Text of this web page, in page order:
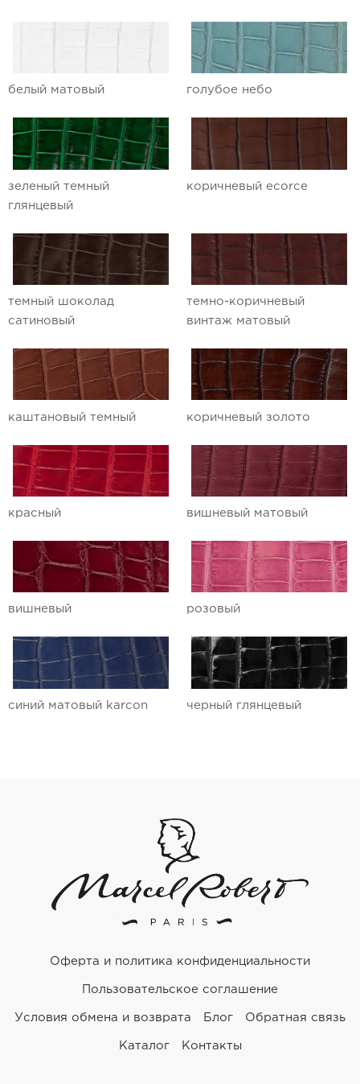
белый матовый голубое небо
зеленый темный
глянцевый
коричневый ecorce
темный шоколад
сатиновый
темно-коричневый
винтаж матовый
каштановый темный коричневый золото
красный вишневый матовый
вишневый розовый
синий матовый karcon черный глянцевый
Оферта и политика конфиденциальности
Пользовательское соглашение
Условия обмена и возврата Блог Обратная связь
Каталог Контакты